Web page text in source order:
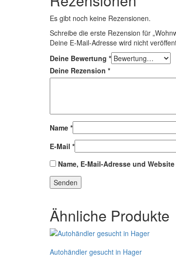
Es gibt noch keine Rezensionen.
Schreibe die erste Rezension für
Deine E-Mail-Adresse wird nicht
Deine Bewertung *
Deine Rezension *
Name *
E-Mail *
Name, E-Mail-Adresse und
Ähnliche Produkte
Autohändler gesucht in Hager